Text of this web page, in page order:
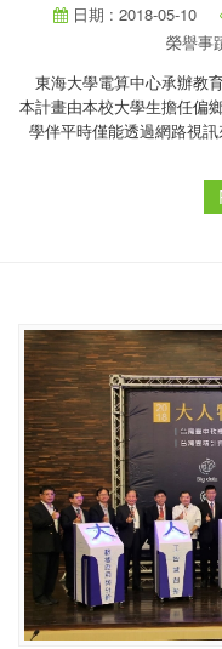
日期 : 2018-05-10
榮譽事
東海大學電算中心承辦教
本計畫由本校大學生擔任偏
學伴平時僅能透過網路視